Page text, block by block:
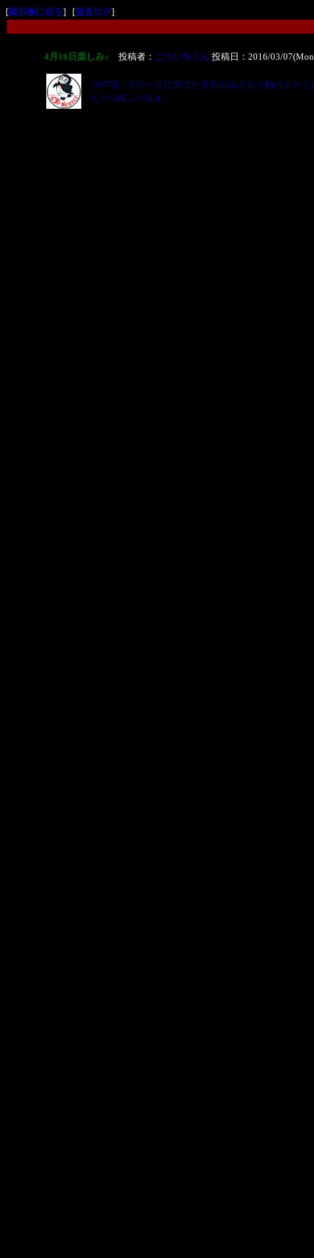
[掲示板に戻る] [過去ログ]
4月16日楽しみ♪ 投稿者： こういちくん投稿日：2016/03/
1987頃、グリースに来てた千川のみどり！柏のチカ
えたら嬉しいなぁ